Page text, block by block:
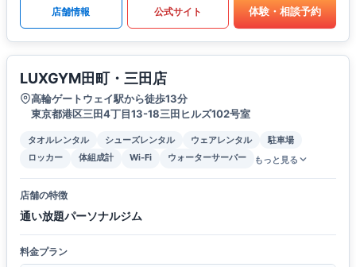
店舗情報 公式サイト 体験・相談予約
LUXGYM田町・三田店
高輪ゲートウェイ駅から徒歩13分
東京都港区三田4丁目13-18三田ヒルズ102号室
タオルレンタル シューズレンタル ウェアレンタル
駐車場
ロッカー
体組成計 Wi-Fi ウォーターサーバー もっと見る
店舗の特徴
通い放題パーソナルジム
料金プラン